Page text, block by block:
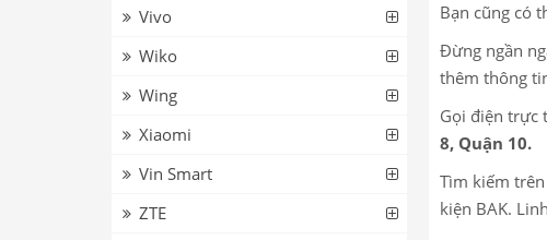
Bạn cũng có
Đừng ngần
thêm thông
Gọi điện trực
8, Quận 10.
Tìm kiếm
kiện BAK.
Vivo
Wiko
Wing
Xiaomi
Vin Smart
ZTE